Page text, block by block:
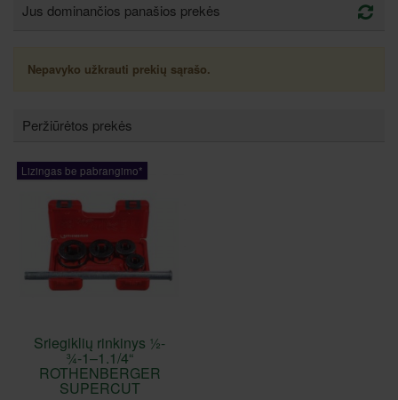
Jus dominančios panašios prekės
Nepavyko užkrauti prekių sąrašo.
Peržiūrėtos prekės
Lizingas be pabrangimo*
Sriegiklių rinkinys ½-
¾-1–1.1/4“
ROTHENBERGER
SUPERCUT